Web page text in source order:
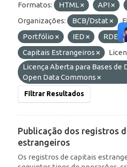
Formatos: HTML API
Organizações:
BCB/Dstat
Portfólio
IED
RDE
Capitais Estrangeiros
Licença Aberta para Bases de
Open Data Commons
Filtrar Resultados
Publicação dos registros
estrangeiros
Os registros de capitais